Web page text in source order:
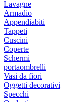
Lavagne
Armadio
Appendiabiti
Tappeti
Cuscini
Coperte
Schermi
portaombrelli
Vasi da fiori
Oggetti decorativi
Specchi